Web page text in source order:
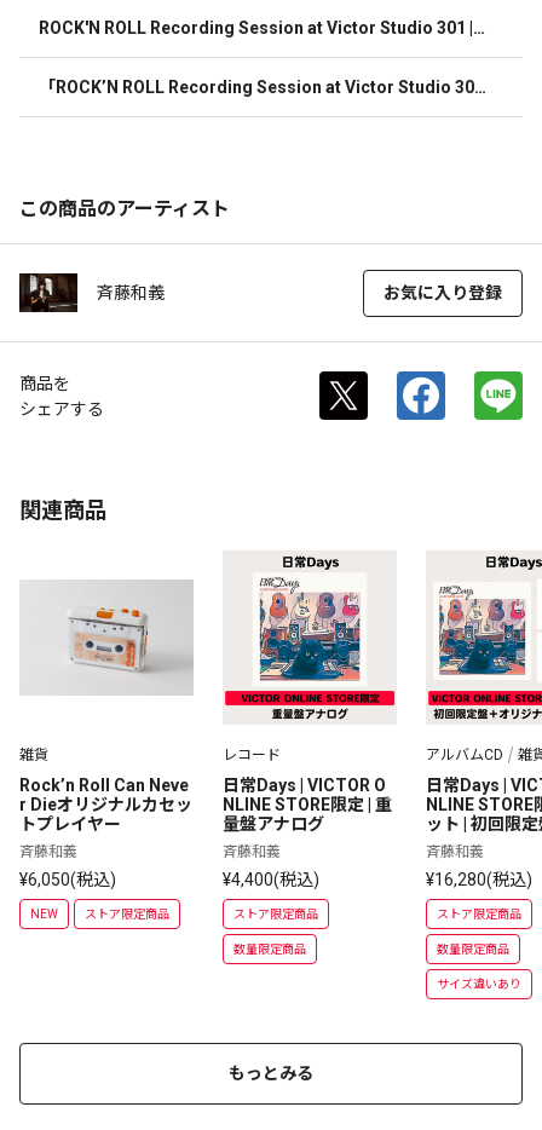
ROCK'N ROLL Recording Session at Victor Studio 301 |
「ROCK’N ROLL Recording Session at Victor Studio 30
この商品のアーティスト
斉藤和義 お気に入り登録
商品を
シェアする
関連商品
雑貨
Rock’n Roll Can Neve
r Dieオリジナルカセッ
トプレイヤー
斉藤和義
¥6,050(税込)
NEW ストア限定商品
レコード
日常Days | VICTOR O
NLINE STORE限定 | 重
量盤アナログ
斉藤和義
¥4,400(税込)
ストア限定商品
数量限定商品
アルバムCD 雑
日常Days |
NLINE STORE
ット | 初回限
ライブ
an Never Die
カバリーTシ
サイズ）
斉藤和義
¥16,280(税込)
ストア限定商品
数量限定商品
サイズ違いあり
もっとみる